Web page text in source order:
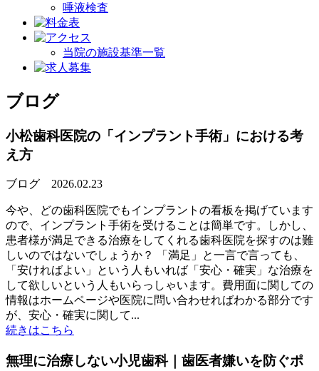
唾液検査
当院の施設基準一覧
ブログ
小松歯科医院の「インプラント手術」における考
え方
ブログ 2026.02.23
今や、どの歯科医院でもインプラントの看板を掲げています
ので、インプラント手術を受けることは簡単です。しかし、
患者様が満足できる治療をしてくれる歯科医院を探すのは難
しいのではないでしょうか？ 「満足」と一言で言っても、
「安ければよい」という人もいれば「安心・確実」な治療を
して欲しいという人もいらっしゃいます。費用面に関しての
情報はホームページや医院に問い合わせればわかる部分です
が、安心・確実に関して...
続きはこちら
無理に治療しない小児歯科｜歯医者嫌いを防ぐポ